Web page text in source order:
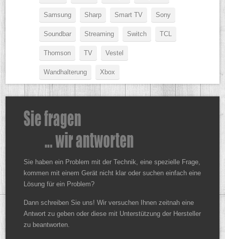
Samsung Sharp Smart TV Sony
Soundbar Streaming Switch TCL
Thomson TV Vestel
Wandhalterung Xbox
Sie haben ein Problem mit der Technik, eine spezielle Frage,
kommen mit einem Gerät nicht klar oder suchen einfach eine
Lösung für ein Problem?
Dann schreiben Sie uns! Wir versuchen Ihnen zeitnah eine
Antwort zu geben oder diese mit Unterstützung der Hersteller
zu beantworten.